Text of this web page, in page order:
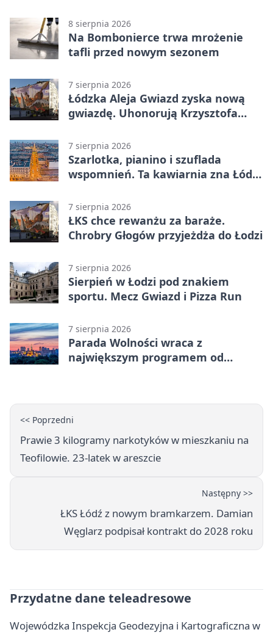
8 sierpnia 2026
Na Bombonierce trwa mrożenie
tafli przed nowym sezonem
7 sierpnia 2026
Łódzka Aleja Gwiazd zyska nową
gwiazdę. Uhonorują Krzysztofa
7 sierpnia 2026
Szarlotka, pianino i szuflada
wspomnień. Ta kawiarnia zna Łódź
7 sierpnia 2026
ŁKS chce rewanżu za baraże.
Chrobry Głogów przyjeżdża do Łodzi
7 sierpnia 2026
Sierpień w Łodzi pod znakiem
sportu. Mecz Gwiazd i Pizza Run
7 sierpnia 2026
Parada Wolności wraca z
największym programem od
<< Poprzedni
Prawie 3 kilogramy narkotyków w mieszkaniu na
Teofilowie. 23-latek w areszcie
Następny >>
ŁKS Łódź z nowym bramkarzem. Damian
Węglarz podpisał kontrakt do 2028 roku
Przydatne dane teleadresowe
Wojewódzka Inspekcja Geodezyjna i Kartograficzna w